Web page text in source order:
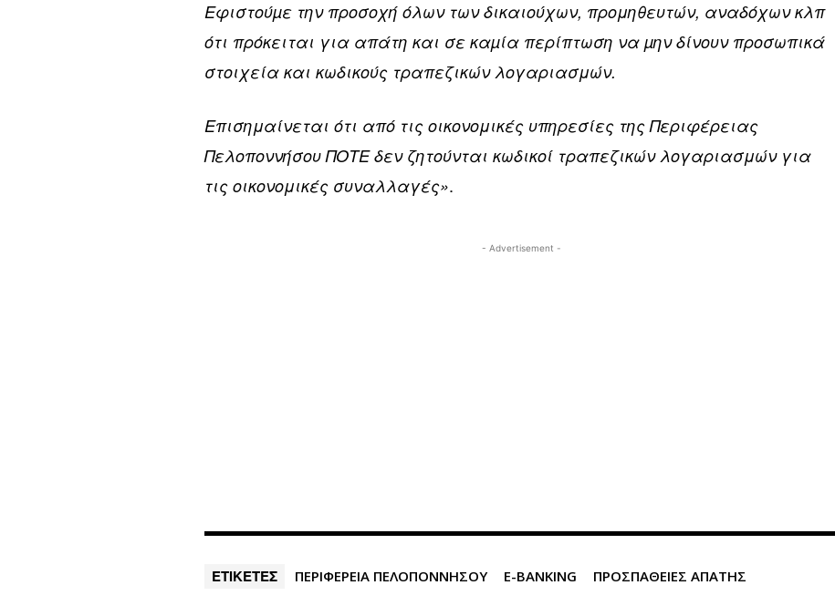
Εφιστούµε την προσοχή όλων των δικαιούχων, προμηθευτών, αναδόχων κλπ
ότι πρόκειται για απάτη και σε καµία περίπτωση να µην δίνουν προσωπικά
στοιχεία και κωδικούς τραπεζικών λογαριασμών.
Επισημαίνεται ότι από τις οικονομικές υπηρεσίες της Περιφέρειας
Πελοποννήσου ΠΟΤΕ δεν ζητούνται κωδικοί τραπεζικών λογαριασμών για
τις οικονομικές συναλλαγές».
- Advertisement -
ΕΤΙΚΕΤΕΣ ΠΕΡΙΦΕΡΕΙΑ ΠΕΛΟΠΟΝΝΗΣΟΥ E-BANKING ΠΡΟΣΠΑΘΕΙΕΣ ΑΠΑΤΗΣ